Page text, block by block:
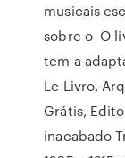
musicais
sobre o O
tem a
Le Livro,
Grátis,
inacabado